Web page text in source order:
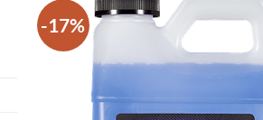
-17%